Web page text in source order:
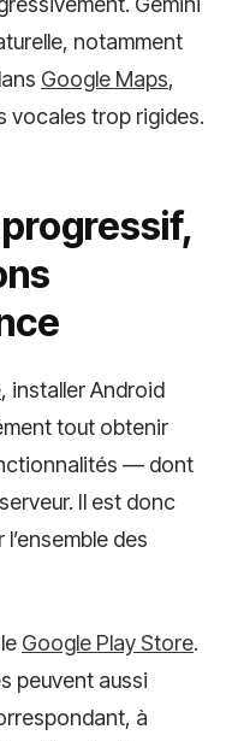
notamment
Google Maps,
vocales trop rigides.
, installer Android
tout obtenir
— dont
Il est donc
des
Google Play Store.
peuvent aussi
à